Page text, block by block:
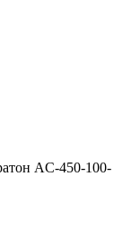
AC-450-100-